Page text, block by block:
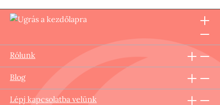
Rólunk
Blog
Lépj kapcsolatba velünk